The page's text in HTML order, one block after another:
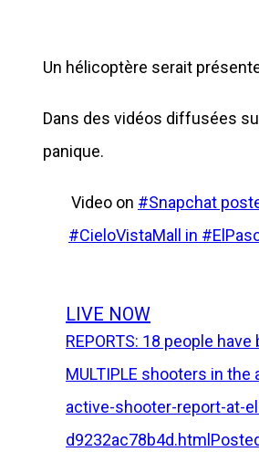
Un hélicoptère serait
Dans des vidéos diffusées
panique.
Video on #Snapchat
#CieloVistaMall in
LIVE NOW
REPORTS: 18 people
MULTIPLE shooters in
active-shooter-report-at-